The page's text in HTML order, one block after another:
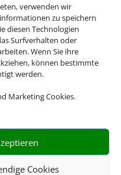
verwenden wir
zu speichern
diesen Technologien
Surfverhalten oder
Wenn Sie ihre
können bestimmte
werden.
Marketing Cookies.
Cookies
Schmetterling
des Webseiteninhabers.